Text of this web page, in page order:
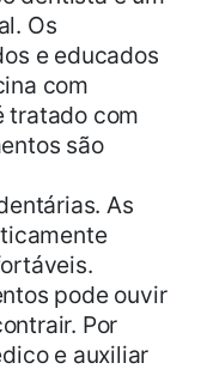
Os
e educados
com
tratado com
são
As
pode ouvir
Por
e auxiliar